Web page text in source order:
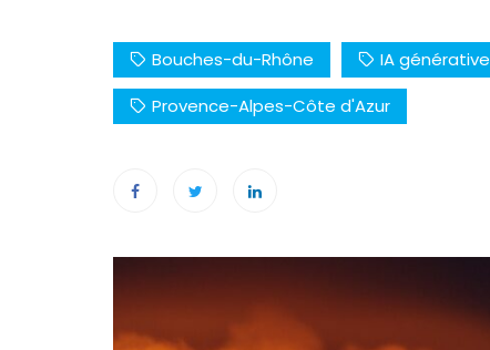
Bouches-du-Rhône IA générative
Provence-Alpes-Côte d'Azur
de
l’article